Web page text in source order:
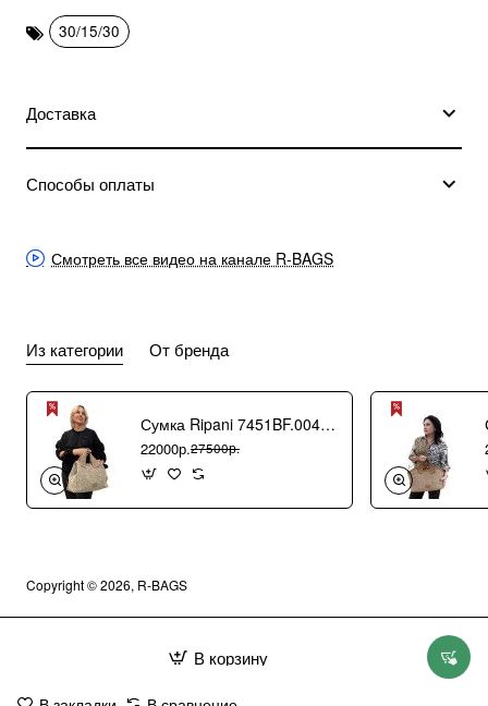
В корзину
30/15/30
Доставка
Способы оплаты
Смотреть все видео на канале R-BAGS
Из категории От бренда
Сумка Ripani 7451BF.00406 Ecru/Sabbia
22000р.27500р.
Copyright © 2026, R-BAGS